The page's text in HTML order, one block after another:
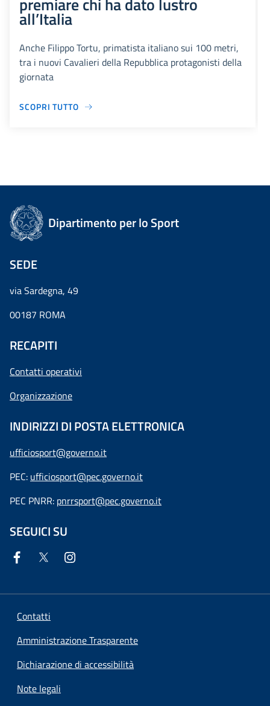
all’Italia
Anche Filippo Tortu, primatista italiano sui 100 metri,
tra i nuovi Cavalieri della Repubblica protagonisti della
giornata
SCOPRI TUTTO
Dipartimento per lo Sport
SEDE
via Sardegna, 49
00187 ROMA
RECAPITI
Contatti operativi
Organizzazione
INDIRIZZI DI POSTA ELETTRONICA
ufficiosport@governo.it
PEC: ufficiosport@pec.governo.it
PEC PNRR: pnrrsport@pec.governo.it
SEGUICI SU
Contatti
Amministrazione Trasparente
Dichiarazione di accessibilità
Note legali